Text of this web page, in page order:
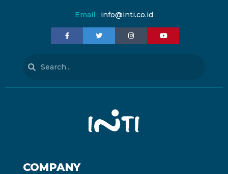
Email : info@inti.co.id
COMPANY